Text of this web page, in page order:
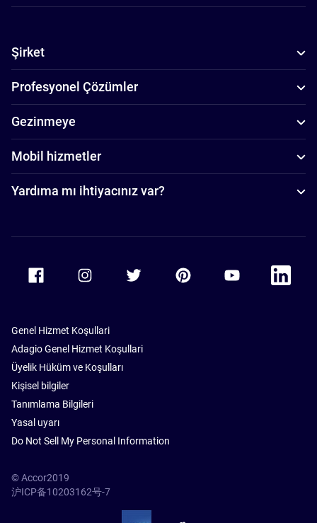
Şirket
Profesyonel Çözümler
Gezinmeye
Mobil hizmetler
Yardıma mı ihtiyacınız var?
Accor Facebook Accor TwitterAccor PinterestAccor Youtube
Accor
Genel Hizmet Koşullari
Adagio Genel Hizmet Koşullari
Üyelik Hüküm ve Koşulları
Kişisel bilgiler
Tanımlama Bilgileri
Yasal uyarı
Do Not Sell My Personal Information
© Accor2019
沪ICP备10203162号-7